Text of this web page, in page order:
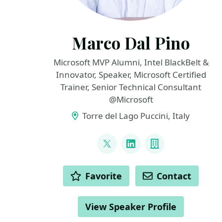
Marco Dal Pino
Microsoft MVP Alumni, Intel BlackBelt &
Innovator, Speaker, Microsoft Certified
Trainer, Senior Technical Consultant
@Microsoft
Torre del Lago Puccini, Italy
@marcodalpino
LinkedInCompany
ACTIONS Favorite Contact
View Speaker Profile